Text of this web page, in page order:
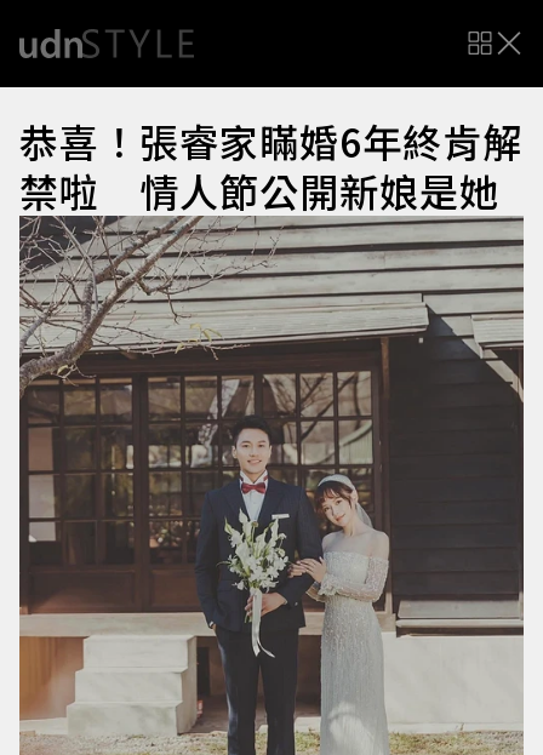
恭喜！張睿家瞞婚6年終肯解
禁啦 情人節公開新娘是她